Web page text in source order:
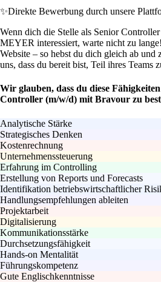
✨Direkte Bewerbung durch unsere
Wenn dich die Stelle als Senior
MEYER interessiert, warte nicht zu
Website – so hebst du dich gleich ab und
uns, dass du bereit bist, Teil ihres Teams
Wir glauben, dass du diese
Controller (m/w/d) mit Bravour zu
Analytische Stärke
Strategisches Denken
Kostenrechnung
Unternehmenssteuerung
Erfahrung im Controlling
Erstellung von Reports und Forecasts
Identifikation betriebswirtschaftlicher
Handlungsempfehlungen ableiten
Projektarbeit
Digitalisierung
Kommunikationsstärke
Durchsetzungsfähigkeit
Hands-on Mentalität
Führungskompetenz
Gute Englischkenntnisse